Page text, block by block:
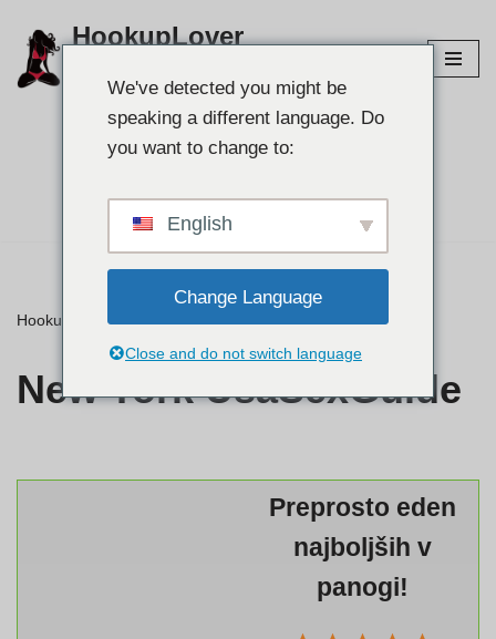
Preskoči
na
HookupLover
povezovanje!
HookupLover
New York UsaSexGuide
Preprosto eden
najboljših v
panogi!
We've detected you might be
speaking a different language. Do
you want to change to:
English
Change Language
Close and do not switch language